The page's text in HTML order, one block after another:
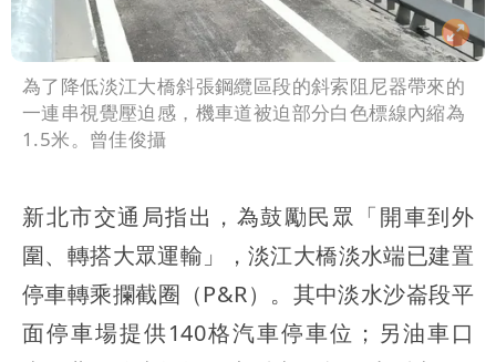
為了降低淡江大橋斜張鋼纜區段的斜索阻尼器帶來的
一連串視覺壓迫感，機車道被迫部分白色標線內縮為
1.5米。曾佳俊攝
新北市交通局指出，為鼓勵民眾「開車到外
圍、轉搭大眾運輸」，淡江大橋淡水端已建置
停車轉乘攔截圈（P&R）。其中淡水沙崙段平
面停車場提供140格汽車停車位；另油車口